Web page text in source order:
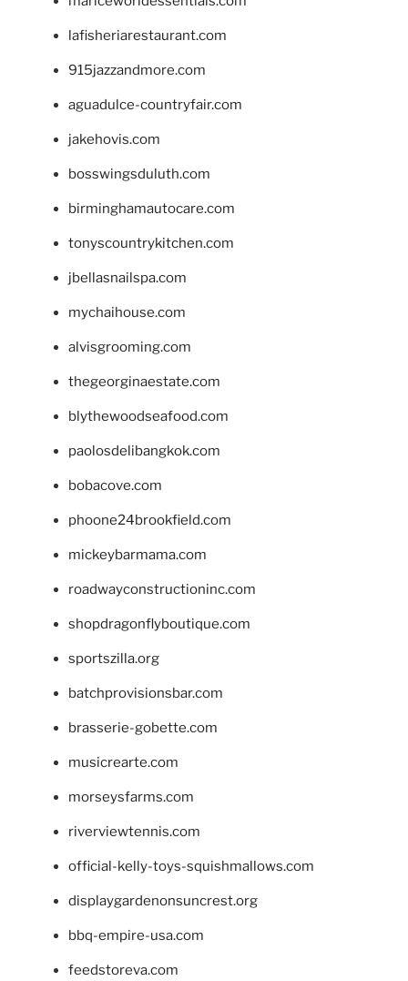
lafisheriarestaurant.com
915jazzandmore.com
aguadulce-countryfair.com
jakehovis.com
bosswingsduluth.com
birminghamautocare.com
tonyscountrykitchen.com
jbellasnailspa.com
mychaihouse.com
alvisgrooming.com
thegeorginaestate.com
blythewoodseafood.com
paolosdelibangkok.com
bobacove.com
phoone24brookfield.com
mickeybarmama.com
roadwayconstructioninc.com
shopdragonflyboutique.com
sportszilla.org
batchprovisionsbar.com
brasserie-gobette.com
musicrearte.com
morseysfarms.com
riverviewtennis.com
official-kelly-toys-squishmallows.com
displaygardenonsuncrest.org
bbq-empire-usa.com
feedstoreva.com